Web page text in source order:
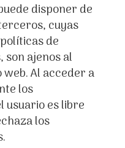
disponer de
cuyas
de
son ajenos al
Al acceder a
los
usuario es libre
los